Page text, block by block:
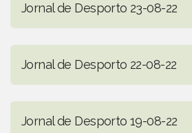
Jornal de Desporto 23-08-22
Jornal de Desporto 22-08-22
Jornal de Desporto 19-08-22